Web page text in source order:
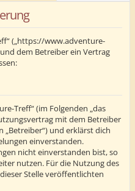
(„https://www.adventure-
dem Betreiber ein Vertrag
Treff“ (im Folgenden „das
mit dem Betreiber
„Betreiber“) und erklärst dich
einverstanden.
nicht einverstanden bist, so
nutzen. Für die Nutzung des
Stelle veröffentlichten